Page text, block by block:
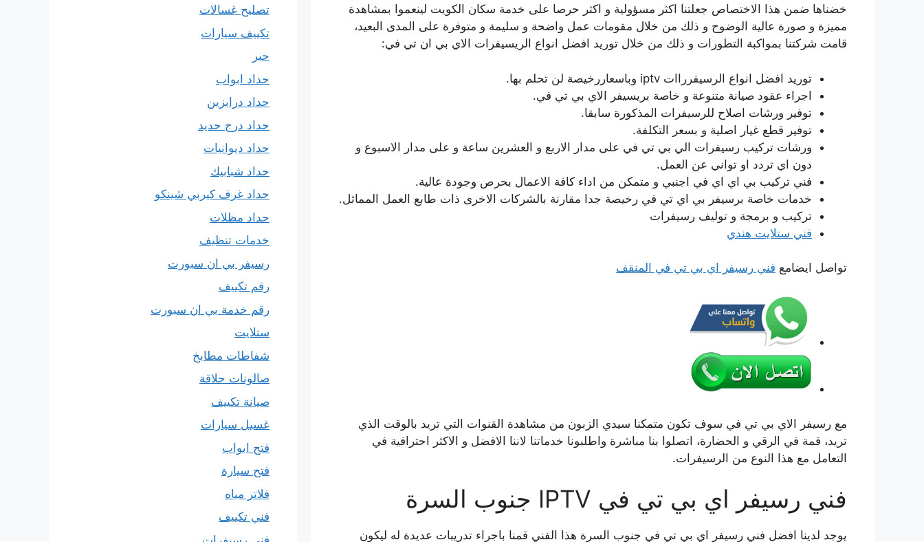
خضناها ضمن هذا الاختصاص جعلتنا اكثر مسؤولية و اكثر حرصا على خدمة سكان الكويت لينعموا بمشاهدة
مميزة و صورة عالية الوضوح و ذلك من خلال مقومات عمل واضحة و سليمة و متوفرة على المدى البعيد،
قامت شركتنا بمواكبة التطورات و ذلك من خلال توريد افضل انواع الريسيفرات الاي بي ان تي في:
توريد افضل انواع الرسيفرراات iptv وباسعاررخيصة لن تحلم بها.
اجراء عقود صيانة متنوعة و خاصة بريسيفر الاي بي تي في.
توفير ورشات اصلاح للرسيفرات المذكورة سابقا.
توفير قطع غيار اصلية و بسعر التكلفة.
ورشات تركيب رسيفرات الي بي تي في على مدار الاربع و العشرين ساعة و على مدار الاسبوع و
دون اي تردد او تواني عن العمل.
فني تركيب بي اي اي في اجنبي و متمكن من اداء كافة الاعمال بحرص وجودة عالية.
خدمات خاصة برسيفر بي اي تي في رخيصة جدا مقارنة بالشركات الاخرى ذات طابع العمل المماثل.
تركيب و برمجة و توليف رسيفرات
فني ستلايت هندي
تواصل ايضامع فني رسيفر اي بي تي في المنقف
مع رسيفر الاي بي تي في سوف تكون متمكنا سيدي الزبون من مشاهدة القنوات التي تريد بالوقت الذي
تريد، قمة في الرقي و الحضارة، اتصلوا بنا مباشرة واطلبونا خدماتنا لاننا الافضل و الاكثر احترافية في
التعامل مع هذا النوع من الرسيفرات.
فني رسيفر اي بي تي في IPTV جنوب السرة
يوجد لدينا افضل فني رسيفر اي بي تي في جنوب السرة هذا الفني قمنا باجراء تدريبات عديدة له ليكون
تصليح غسالات
تكييف سيارات
حبر
حداد ابواب
حداد درابزين
حداد درج حديد
حداد ديوانيات
حداد شبابيك
حداد غرف كيربي شينكو
حداد مظلات
خدمات تنظيف
رسيفر بي ان سبورت
رقم تكييف
رقم خدمة بي ان سبورت
ستلايت
شفاطات مطابخ
صالونات حلاقة
صيانة تكييف
غسيل سيارات
فتح ابواب
فتح سيارة
فلاتر مياه
فني تكييف